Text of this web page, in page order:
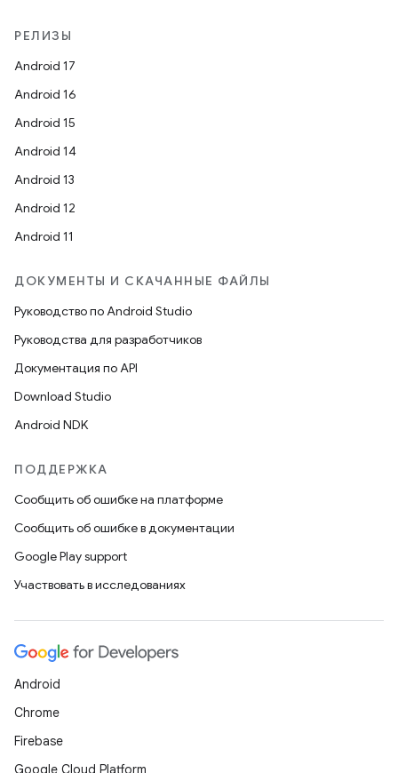
РЕЛИЗЫ
Android 17
Android 16
Android 15
Android 14
Android 13
Android 12
Android 11
ДОКУМЕНТЫ И СКАЧАННЫЕ ФАЙЛЫ
Руководство по Android Studio
Руководства для разработчиков
Документация по API
Download Studio
Android NDK
ПОДДЕРЖКА
Сообщить об ошибке на платформе
Сообщить об ошибке в документации
Google Play support
Участвовать в исследованиях
Android
Chrome
Firebase
Google Cloud Platform